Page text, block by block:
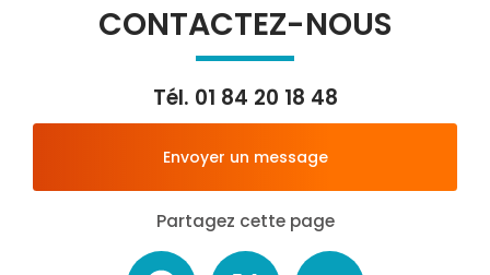
CONTACTEZ-NOUS
Tél. 01 84 20 18 48
Envoyer un message
Partagez cette page
Facebook